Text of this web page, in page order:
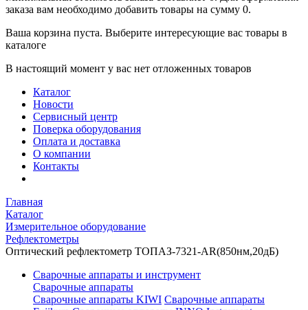
заказа вам необходимо добавить товары на сумму 0.
Ваша корзина пуста. Выберите интересующие вас товары в
каталоге
В настоящий момент у вас нет отложенных товаров
Каталог
Новости
Сервисный центр
Поверка оборудования
Оплата и доставка
О компании
Контакты
Главная
Каталог
Измерительное оборудование
Рефлектометры
Оптический рефлектометр ТОПАЗ-7321-AR(850нм,20дБ)
Сварочные аппараты и инструмент
Сварочные аппараты
Сварочные аппараты KIWI Сварочные аппараты